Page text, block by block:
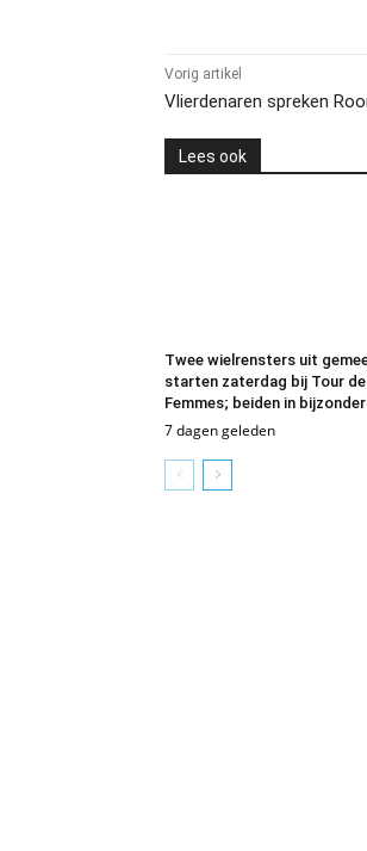
Vorig artikel
Vlierdenaren spreken
Lees ook
Twee wielrensters uit
starten zaterdag bij Tour
Femmes; beiden in
7 dagen geleden